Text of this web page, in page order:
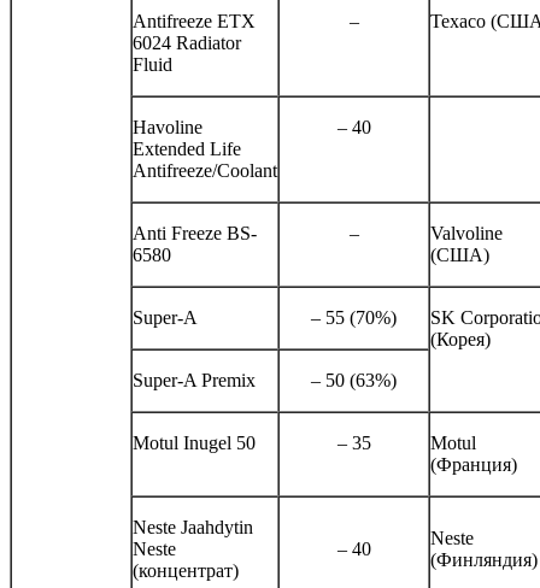
Antifreeze ETX
6024 Radiator
Fluid
– Texaco
Havoline
Extended Life
Antifreeze/Coolant
– 40
Anti Freeze BS-
6580
–
Valvoline
(США)
Super-A – 55 (70%)
SK
(Корея)
Super-A Premix
– 50 (63%)
Motul Inugel 50 – 35
Motul
(Франция)
Neste Jaahdytin
Neste
(концентрат)
– 40
Neste
(Финляндия)